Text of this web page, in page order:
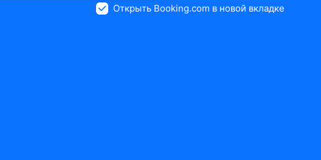
Открыть Booking.com в новой вкладке